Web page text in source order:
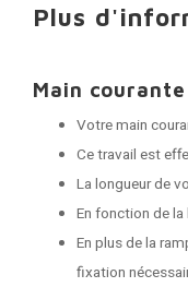
Plus
Main
Votre main
Ce travail est
La longueur de
En fonction de
En plus de la
fixation